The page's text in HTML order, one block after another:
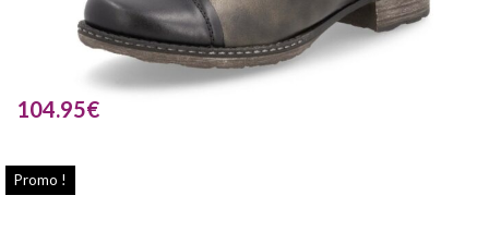
104.95€
Promo !